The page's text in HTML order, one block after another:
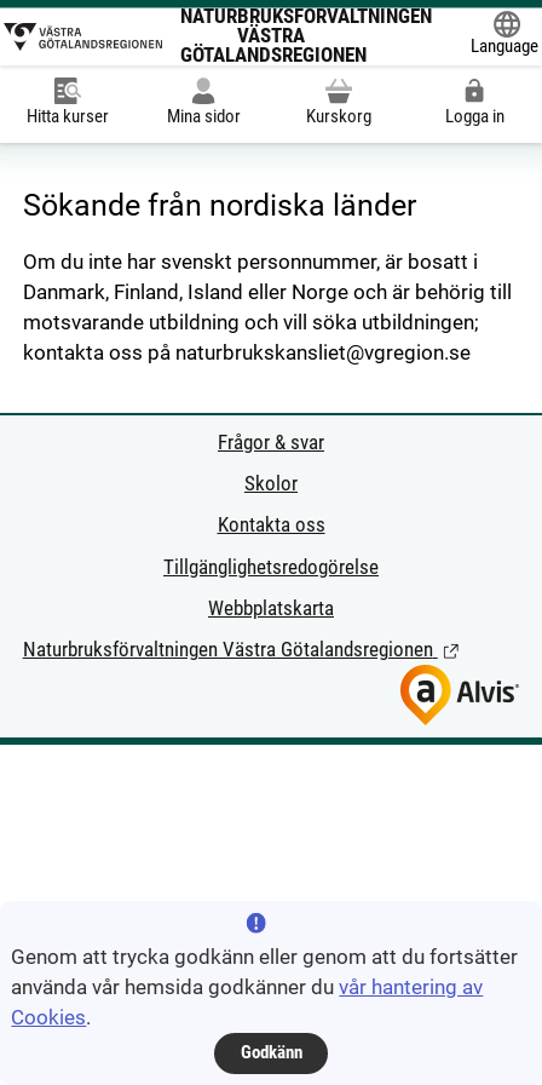
NATURBRUKSFÖRVALTNINGEN
VÄSTRA
GÖTALANDSREGIONEN
Language
Hitta kurser Mina sidor Kurskorg Logga in
Sökande från nordiska länder
Om du inte har svenskt personnummer, är bosatt i
Danmark, Finland, Island eller Norge och är behörig till
motsvarande utbildning och vill söka utbildningen;
kontakta oss på naturbrukskansliet@vgregion.se
Frågor & svar
Skolor
Kontakta oss
Tillgänglighetsredogörelse
Webbplatskarta
Naturbruksförvaltningen Västra Götalandsregionen (Länk till
Genom att trycka godkänn eller genom att du fortsätter
använda vår hemsida godkänner duvår hantering av
Cookies.
Godkänn